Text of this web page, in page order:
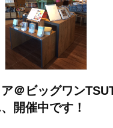
＠ビッグワン
開催中です！